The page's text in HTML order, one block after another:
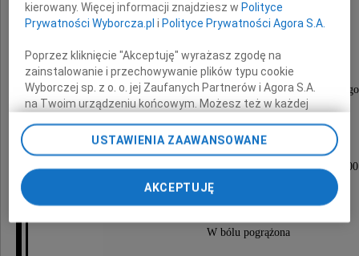
Adam Taborski
lwowianin, lekarz weterynarii, zoolog,
założyciel Wielkopolskiego Parku
Uroczystości pogrzebowe odbędą się
we Wrocławiu 20 lipca 2020 roku o godz. 11.00
- cmentarz na Sępolnie.
W bólu pogrążona
kierowany. Więcej informacji znajdziesz w Polityce
Prywatności Wyborcza.pl i Polityce Prywatności Agora S.A.
Poprzez kliknięcie "Akceptuję" wyrażasz zgodę na
zainstalowanie i przechowywanie plików typu cookie
Wyborczej sp. z o. o. jej Zaufanych Partnerów i Agora S.A.
na Twoim urządzeniu końcowym. Możesz też w każdej
chwili zmienić swoje preferencje dot. plików cookie,
ponownie wywołując narzędzie do zarządzania Twoimi
preferencjami dot. przetwarzania danych poprzez
odnośnik „Ustawienia prywatności” w stopce serwisu i
przechodząc do sekcji „Ustawienia zaawansowane”.
Zmiana ustawień plików cookie możliwa jest także za
USTAWIENIA ZAAWANSOWANE
AKCEPTUJĘ